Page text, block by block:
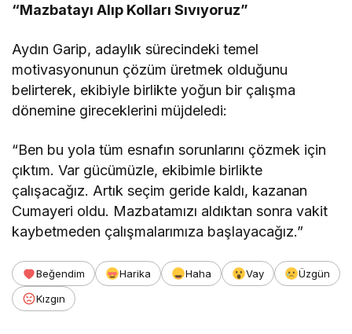
“Mazbatayı Alıp Kolları Sıvıyoruz”
Aydın Garip, adaylık sürecindeki temel
motivasyonunun çözüm üretmek olduğunu
belirterek, ekibiyle birlikte yoğun bir çalışma
dönemine gireceklerini müjdeledi:
“Ben bu yola tüm esnafın sorunlarını çözmek için
çıktım. Var gücümüzle, ekibimle birlikte
çalışacağız. Artık seçim geride kaldı, kazanan
Cumayeri oldu. Mazbatamızı aldıktan sonra vakit
kaybetmeden çalışmalarımıza başlayacağız.”
Beğendim Harika Haha Vay
Üzgün
Kızgın